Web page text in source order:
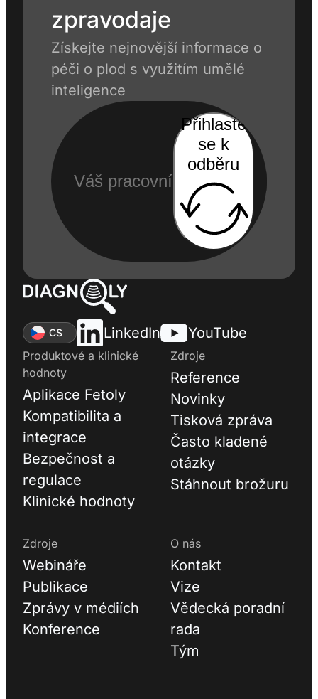
zpravodaje
Získejte nejnovější informace o
péči o plod s využitím umělé
inteligence
Přihlaste
se k
odběru
CS LinkedIn YouTube
Produktové a klinické
hodnoty
Aplikace Fetoly
Kompatibilita a
integrace
Bezpečnost a
regulace
Klinické hodnoty
Zdroje
Reference
Novinky
Tisková zpráva
Často kladené
otázky
Stáhnout brožuru
Zdroje
Webináře
Publikace
Zprávy v médiích
Konference
O nás
Kontakt
Vize
Vědecká poradní
rada
Tým